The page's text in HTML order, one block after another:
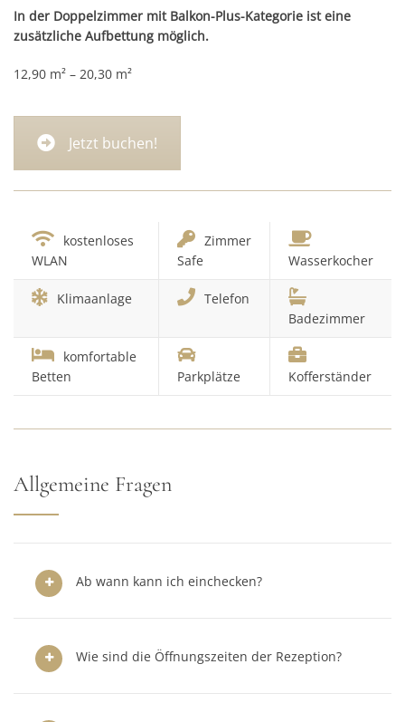
In der Doppelzimmer mit Balkon-Plus-Kategorie ist eine
zusätzliche Aufbettung möglich.
12,90 m² – 20,30 m²
Jetzt buchen!
kostenloses
WLAN
Zimmer
Safe
Wasserkocher
Klimaanlage
Telefon
Badezimmer
komfortable
Betten
Parkplätze Kofferständer
Allgemeine Fragen
Ab wann kann ich einchecken?
Wie sind die Öffnungszeiten der Rezeption?